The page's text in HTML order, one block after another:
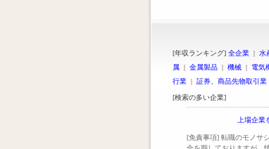
[年収ランキング] 全企業 | 水
属 | 金属製品 | 機械 | 電気
行業 | 証券、商品先物取引業
[検索の多い企業]
上場企
[免責事項] 転職のモノサ